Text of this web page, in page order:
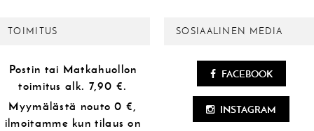
TOIMITUS
Postin tai Matkahuollon
toimitus alk. 7,90 €.
Myymälästä nouto 0 €,
ilmoitamme kun tilaus on
SOSIAALINEN MEDIA
FACEBOOK
INSTAGRAM